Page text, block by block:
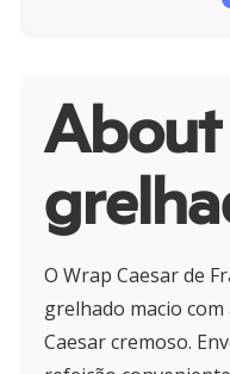
O Wrap Caesar de
grelhado macio
Caesar cremoso.